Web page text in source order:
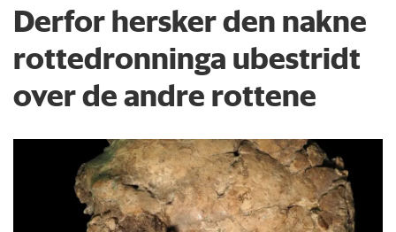
Derfor hersker den nakne
rottedronninga ubestridt
over de andre rottene